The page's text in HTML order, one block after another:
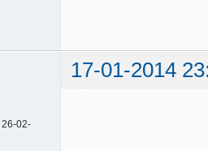
17-01-2014
26-02-